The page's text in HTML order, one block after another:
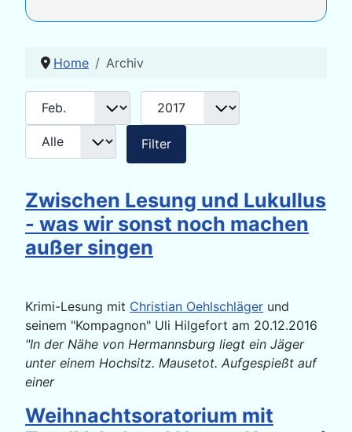
Home Archiv
Filter
Monat Jahr
Filter
Zwischen Lesung und Lukullus
- was wir sonst noch machen
außer singen
Krimi-Lesung mit Christian Oehlschläger und
seinem "Kompagnon" Uli Hilgefort am 20.12.2016
"In der Nähe von Hermannsburg liegt ein Jäger
unter einem Hochsitz. Mausetot. Aufgespießt auf
einer
Weihnachtsoratorium mit